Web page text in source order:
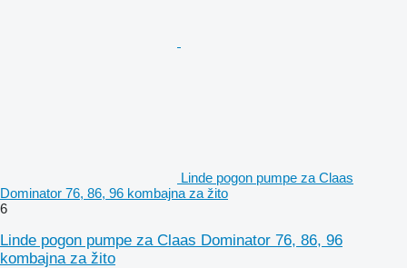
Linde pogon pumpe za Claas
Dominator 76, 86, 96 kombajna za žito
6
Linde pogon pumpe za Claas Dominator 76, 86, 96
kombajna za žito